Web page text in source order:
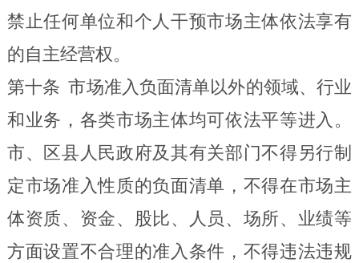
禁止任何单位和个人干预市场主体依法享有
的自主经营权。
第十条 市场准入负面清单以外的领域、行业
和业务，各类市场主体均可依法平等进入。
市、区县人民政府及其有关部门不得另行制
定市场准入性质的负面清单，不得在市场主
体资质、资金、股比、人员、场所、业绩等
方面设置不合理的准入条件 ，不得违法违规